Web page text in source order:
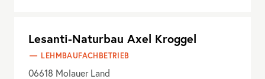
Lesanti-Naturbau Axel Kroggel
LEHMBAUFACHBETRIEB
06618 Molauer Land